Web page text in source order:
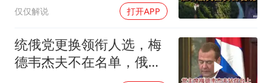
仅仅解说 打开APP
统俄党更换领衔人选，梅
德韦杰夫不在名单，俄政
坛释放出什么信号？